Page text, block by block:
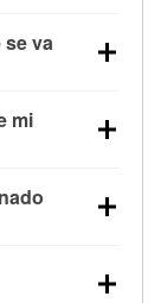
va
emitirse
que es
mi
y
jardín